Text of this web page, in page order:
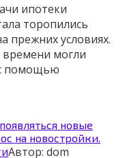
ипотеки
торопились
условиях.
времени могли
помощью
новые
на новостройки.
Автор: dom